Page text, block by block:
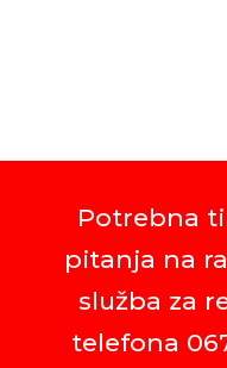
Potrebna ti
pitanja na
služba za
telefona